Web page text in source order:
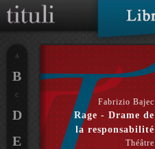
Fabrizio Bajec
Rage - Drame de
la responsabilité
Théâtre
A
B
C
D
E